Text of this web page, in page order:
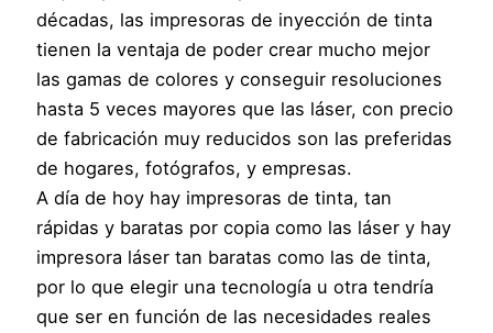
décadas, las impresoras de inyección de tinta
tienen la ventaja de poder crear mucho mejor
las gamas de colores y conseguir resoluciones
hasta 5 veces mayores que las láser, con precio
de fabricación muy reducidos son las preferidas
de hogares, fotógrafos, y empresas.
A día de hoy hay impresoras de tinta, tan
rápidas y baratas por copia como las láser y hay
impresora láser tan baratas como las de tinta,
por lo que elegir una tecnología u otra tendría
que ser en función de las necesidades reales